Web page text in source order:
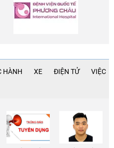
HÀNH XE ĐIỆN TỬ VIỆC